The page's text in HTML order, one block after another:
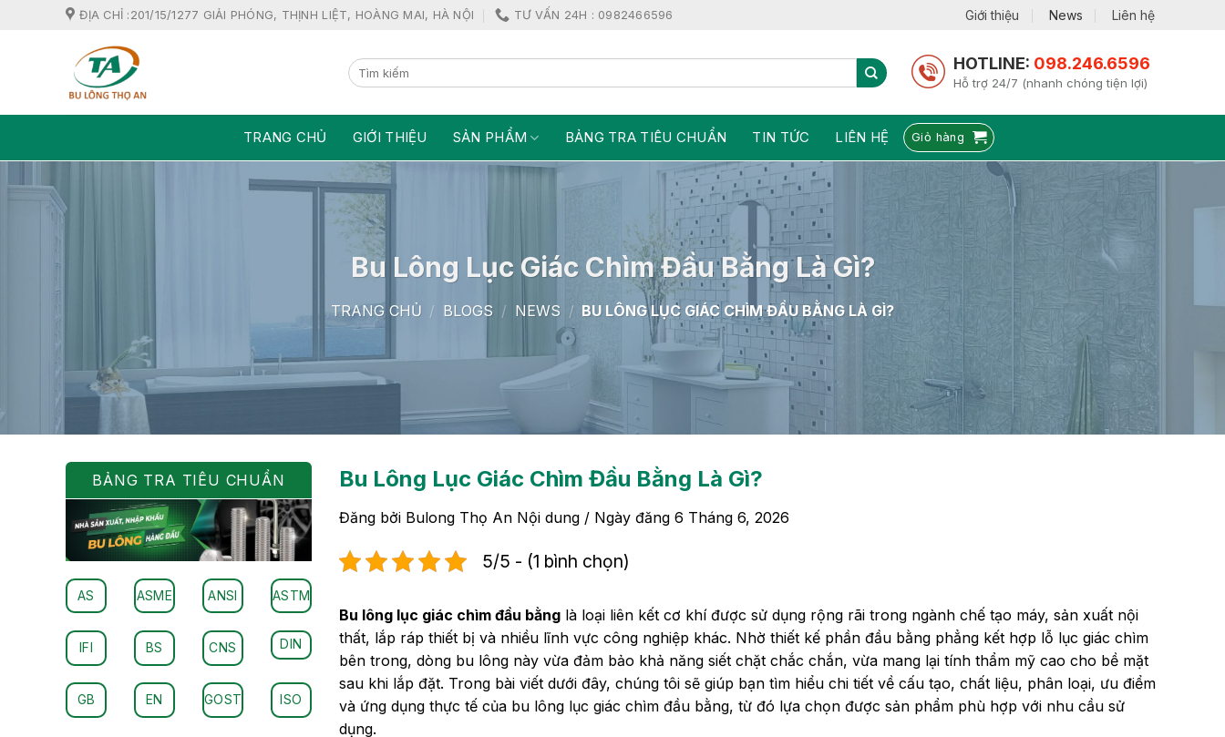
ĐỊA CHỈ :201/15/1277 GIẢI PHÓNG, THỊNH LIỆT, HOÀNG MAI, HÀ NỘI TƯ VẤN 24H : 0982466596 Giới thiệu News Liên hệ
HOTLINE: 098.246.6596
Hỗ trợ 24/7 (nhanh chóng tiện lợi)
TRANG CHỦ GIỚI THIỆU SẢN PHẨM BẢNG TRA TIÊU CHUẨN TIN TỨC LIÊN HỆ Giỏ hàng
Bu Lông Lục Giác Chìm Đầu Bằng Là Gì?
TRANG CHỦ / BLOGS / NEWS / BU LÔNG LỤC GIÁC CHÌM ĐẦU BẰNG LÀ GÌ?
Bu Lông Lục Giác Chìm Đầu Bằng Là Gì?
Đăng bởi Bulong Thọ An Nội dung / Ngày đăng 6 Tháng 6, 2026
5/5 - (1 bình chọn)
Bu lông lục giác chìm đầu bằng là loại liên kết cơ khí được sử dụng rộng rãi trong ngành chế tạo máy, sản xuất nội
thất, lắp ráp thiết bị và nhiều lĩnh vực công nghiệp khác. Nhờ thiết kế phần đầu bằng phẳng kết hợp lỗ lục giác chìm
bên trong, dòng bu lông này vừa đảm bảo khả năng siết chặt chắc chắn, vừa mang lại tính thẩm mỹ cao cho bề mặt
sau khi lắp đặt. Trong bài viết dưới đây, chúng tôi sẽ giúp bạn tìm hiểu chi tiết về cấu tạo, chất liệu, phân loại, ưu điểm
và ứng dụng thực tế của bu lông lục giác chìm đầu bằng, từ đó lựa chọn được sản phẩm phù hợp với nhu cầu sử
dụng.
BẢNG TRA TIÊU CHUẨN
AS ASME ANSI ASTM
IFI BS CNS DIN
GB EN GOST ISO